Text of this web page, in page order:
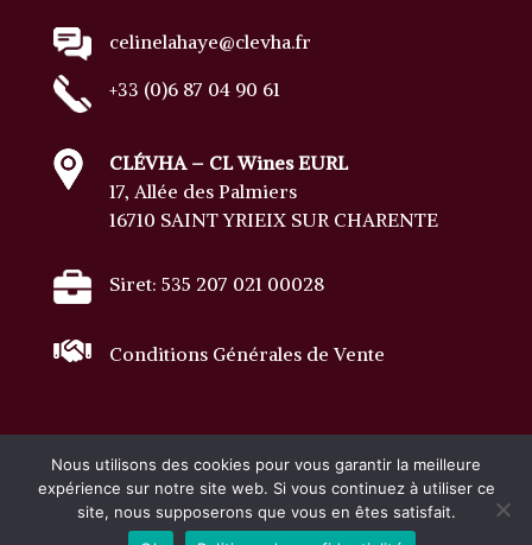
celinelahaye@clevha.fr
+33 (0)6 87 04 90 61
CLÉVHA – CL Wines EURL
17, Allée des Palmiers
16710 SAINT YRIEIX SUR CHARENTE
Siret: 535 207 021 00028
Conditions Générales de Vente
Tous droits réservés · Copyright © 2023 Clevha
mentions légales
Nous utilisons des cookies pour vous garantir la meilleure
expérience sur notre site web. Si vous continuez à utiliser ce
site, nous supposerons que vous en êtes satisfait.